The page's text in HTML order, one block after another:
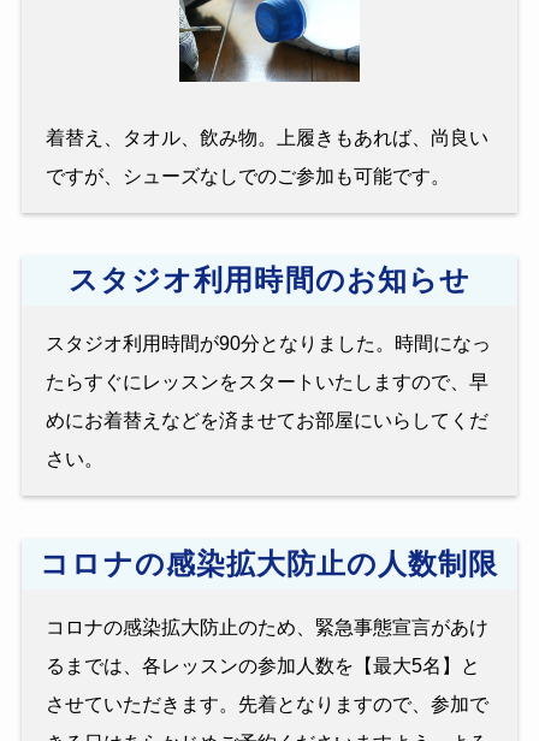
着替え、タオル、飲み物。上履きもあれば、尚良い
ですが、シューズなしでのご参加も可能です。
スタジオ利用時間のお知らせ
スタジオ利用時間が90分となりました。時間になっ
たらすぐにレッスンをスタートいたしますので、早
めにお着替えなどを済ませてお部屋にいらしてくだ
さい。
コロナの感染拡大防止の人数制限
コロナの感染拡大防止のため、緊急事態宣言があけ
るまでは、各レッスンの参加人数を【最大5名】と
させていただきます。先着となりますので、参加で